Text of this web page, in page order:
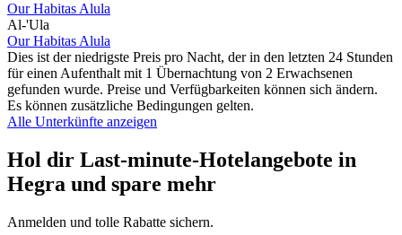
Our Habitas Alula
Al-'Ula
Our Habitas Alula
Dies ist der niedrigste Preis pro Nacht, der in den letzten 24 Stunden
für einen Aufenthalt mit 1 Übernachtung von 2 Erwachsenen
gefunden wurde. Preise und Verfügbarkeiten können sich ändern.
Es können zusätzliche Bedingungen gelten.
Alle Unterkünfte anzeigen
Hol dir Last-minute-Hotelangebote in
Hegra und spare mehr
Anmelden und tolle Rabatte sichern.